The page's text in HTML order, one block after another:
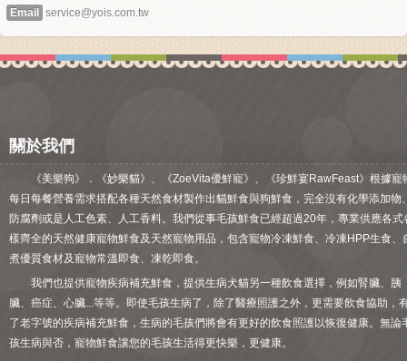
Email
service@yois.com.tw
關於我們
《美樂狗》．《妙樂貓》、《ZoeVita優鮮寵》、《珍鮮宴RawFeast》根據寵
每日每餐營養需求搭配各種天然食材製作出貓鮮食與狗鮮食，完全沒有化學添加物
防腐劑或是人工色素、人工香料。我們從事毛孩鮮食已經超過20年，專業供應各式
樣齊全的天然健康寵物鮮食及天然寵物用品，包含寵物冷凍鮮食、冷凍HPP生食、
煮優質食材及寵物常溫即食、凍乾即食。
我們也提供寵物疾病補充鮮食，提供生病犬貓另一種飲食選擇，例如腎臟、胰
臟、癌症、心臟...等等。即使毛孩生病了，除了醫療照護之外，更需要飲食協助，
了老字號的疾病補充鮮食，生病的毛孩們將會有更好的飲食照護以恢復健康。無論
孩生病與否，寵物鮮食讓您的毛孩生活得更快樂，更健康。